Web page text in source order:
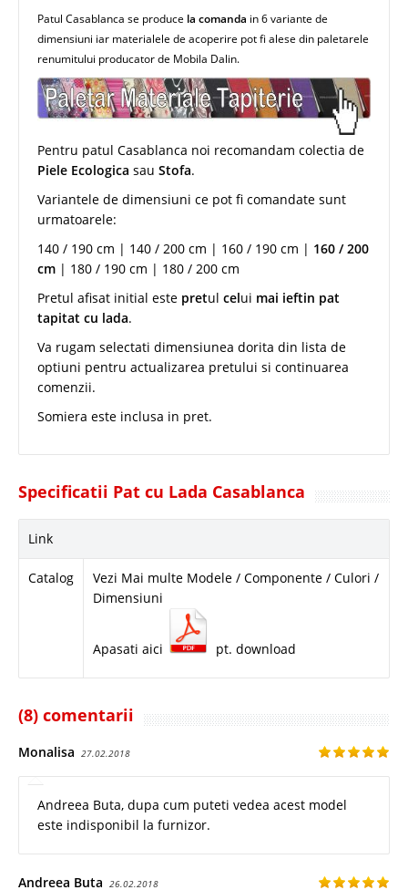
Patul Casablanca se produce la comanda in 6 variante de
dimensiuni iar materialele de acoperire pot fi alese din paletarele
renumitului producator de Mobila Dalin.
Pentru patul Casablanca noi recomandam colectia de
Piele Ecologica sau Stofa.
Variantele de dimensiuni ce pot fi comandate sunt
urmatoarele:
140 / 190 cm | 140 / 200 cm | 160 / 190 cm | 160 / 200
cm | 180 / 190 cm | 180 / 200 cm
Pretul afisat initial este pretul celui mai ieftin pat
tapitat cu lada.
Va rugam selectati dimensiunea dorita din lista de
optiuni pentru actualizarea pretului si continuarea
comenzii.
Somiera este inclusa in pret.
Specificatii Pat cu Lada Casablanca
Link
Catalog
Vezi Mai multe Modele / Componente / Culori /
Dimensiuni
Apasati aici pt. download
(8) comentarii
Monalisa 27.02.2018
Andreea Buta, dupa cum puteti vedea acest model
este indisponibil la furnizor.
Andreea Buta 26.02.2018